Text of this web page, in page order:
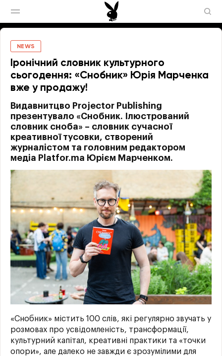
NEWS
Іронічний словник культурного
сьогодення: «Снобник» Юрія Марченка
вже у продажу!
Видавнитцво Projector Publishing
презентувало «Снобник. Ілюстрований
словник сноба» – словник сучасної
креативної тусовки, створений
журналістом та головним редактором
медіа Platfor.ma Юрієм Марченком.
«Снобник» містить 100 слів, які регулярно звучать у
розмовах про усвідомленість, трансформації,
культурний капітал, креативні практики та «точки
опори», але далеко не завжди є зрозумілими для